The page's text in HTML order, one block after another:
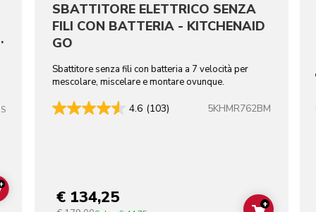
ADD TO CART
SBATTITORE ELETTRICO SENZA
FILI CON BATTERIA - KITCHENAID
GO
Sbattitore senza fili con batteria a 7 velocità per
mescolare, miscelare e montare ovunque.
4.6 (103) 5KHMR762BM
€ 134,25 +